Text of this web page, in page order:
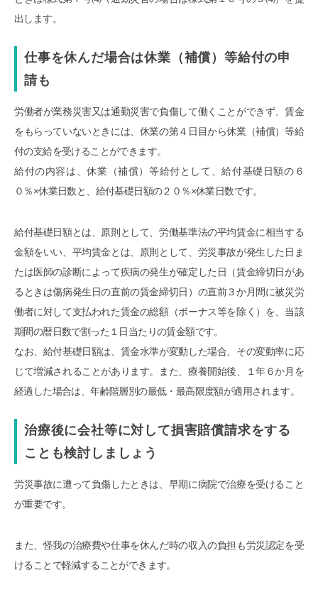
出します。
仕事を休んだ場合は休業（補償）等給付の申
請も
労働者が業務災害又は通勤災害で負傷して働くことができず、賃金
をもらっていないときには、休業の第４日目から休業（補償）等給
付の支給を受けることができます。
給付の内容は、休業（補償）等給付として、給付基礎日額の６
０％×休業日数と、給付基礎日額の２０％×休業日数です。
給付基礎日額とは、原則として、労働基準法の平均賃金に相当する
金額をいい、平均賃金とは、原則として、労災事故が発生した日ま
たは医師の診断によって疾病の発生が確定した日（賃金締切日があ
るときは傷病発生日の直前の賃金締切日）の直前３か月間に被災労
働者に対して支払われた賃金の総額（ボーナス等を除く）を、当該
期間の暦日数で割った１日当たりの賃金額です。
なお、給付基礎日額は、賃金水準が変動した場合、その変動率に応
じて増減されることがあります。また、療養開始後、１年６か月を
経過した場合は、年齢階層別の最低・最高限度額が適用されます。
治療後に会社等に対して損害賠償請求をする
ことも検討しましょう
労災事故に遭って負傷したときは、早期に病院で治療を受けること
が重要です。
また、怪我の治療費や仕事を休んだ時の収入の負担も労災認定を受
けることで軽減することができます。